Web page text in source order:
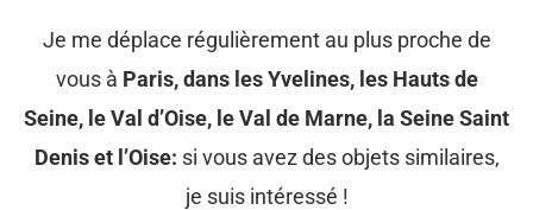
Je me déplace régulièrement au plus proche de
vous à Paris, dans les Yvelines, les Hauts de
Seine, le Val d’Oise, le Val de Marne, la Seine Saint
Denis et l’Oise: si vous avez des objets similaires,
je suis intéressé !